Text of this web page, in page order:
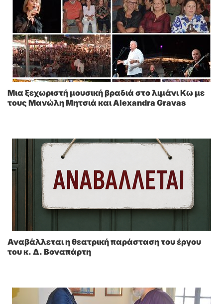
Μια ξεχωριστή μουσική βραδιά στο λιμάνι Κω με
τους Μανώλη Μητσιά και Alexandra Gravas
Αναβάλλεται η θεατρική παράσταση του έργου
του κ. Δ. Βοναπάρτη